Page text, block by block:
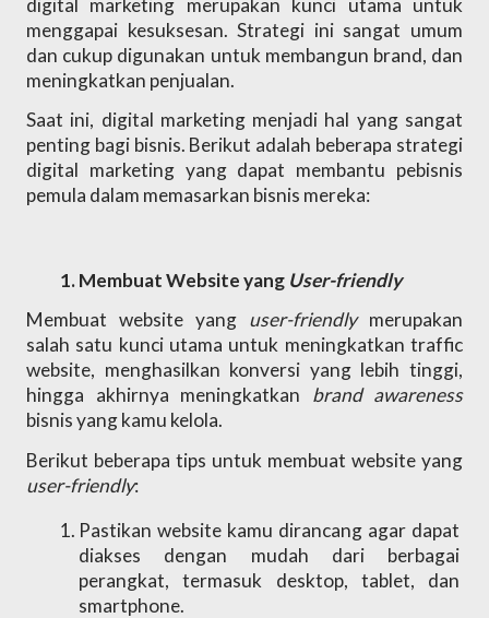
digital marketing merupakan kunci utama untuk
menggapai kesuksesan. Strategi ini sangat umum
dan cukup digunakan untuk membangun brand, dan
meningkatkan penjualan.
Saat ini, digital marketing menjadi hal yang sangat
penting bagi bisnis. Berikut adalah beberapa strategi
digital marketing yang dapat membantu pebisnis
pemula dalam memasarkan bisnis mereka:
Membuat Website yang User-friendly
Membuat website yang user-friendly merupakan
salah satu kunci utama untuk meningkatkan traffic
website, menghasilkan konversi yang lebih tinggi,
hingga akhirnya meningkatkan
brand awareness
bisnis yang kamu kelola.
user-friendly:
Pastikan website kamu dirancang agar dapat
diakses dengan mudah dari berbagai
perangkat, termasuk desktop, tablet, dan
smartphone.